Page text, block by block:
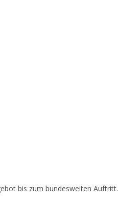
bis zum bundesweiten Auftritt.